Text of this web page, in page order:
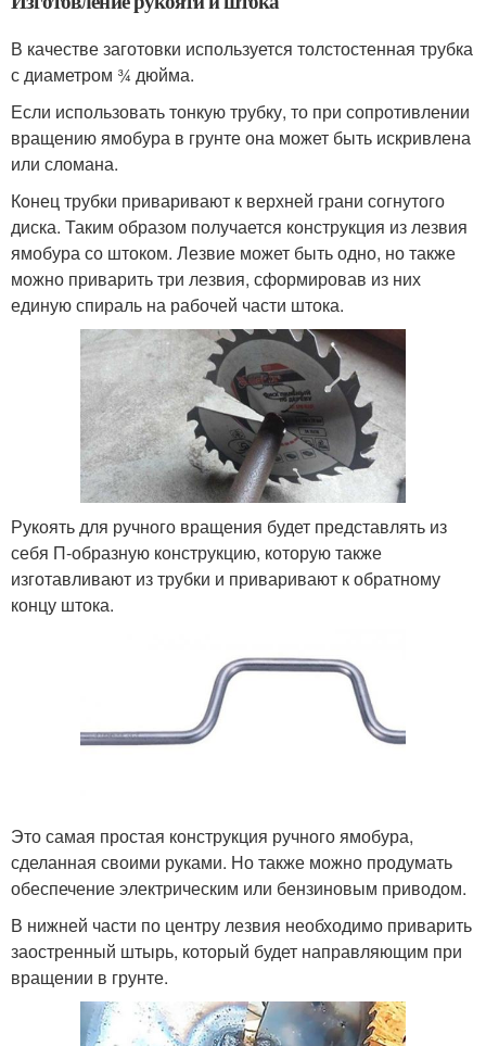
В качестве заготовки используется толстостенная трубка
с диаметром ¾ дюйма.
Если использовать тонкую трубку, то при сопротивлении
вращению ямобура в грунте она может быть искривлена
или сломана.
Конец трубки приваривают к верхней грани согнутого
диска. Таким образом получается конструкция из лезвия
ямобура со штоком. Лезвие может быть одно, но также
можно приварить три лезвия, сформировав из них
единую спираль на рабочей части штока.
Рукоять для ручного вращения будет представлять из
себя П-образную конструкцию, которую также
изготавливают из трубки и приваривают к обратному
концу штока.
Это самая простая конструкция ручного ямобура,
сделанная своими руками. Но также можно продумать
обеспечение электрическим или бензиновым приводом.
В нижней части по центру лезвия необходимо приварить
заостренный штырь, который будет направляющим при
вращении в грунте.